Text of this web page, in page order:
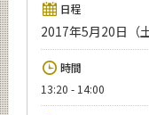
日程
2017年5月20日（土
時間
13:20 - 14:00
Admissions
社会・人間科学系
News
イベントカレンダー
Event Calendar